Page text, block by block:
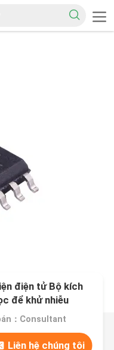
điện tử Bộ kích
để khử nhiễu
：Consultant
Liên hệ chúng tôi